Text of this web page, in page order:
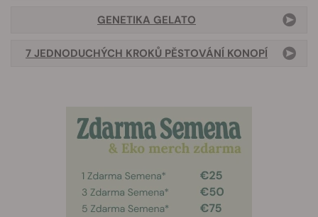
GENETIKA GELATO
7 JEDNODUCHÝCH KROKŮ PĚSTOVÁNÍ KONOPÍ